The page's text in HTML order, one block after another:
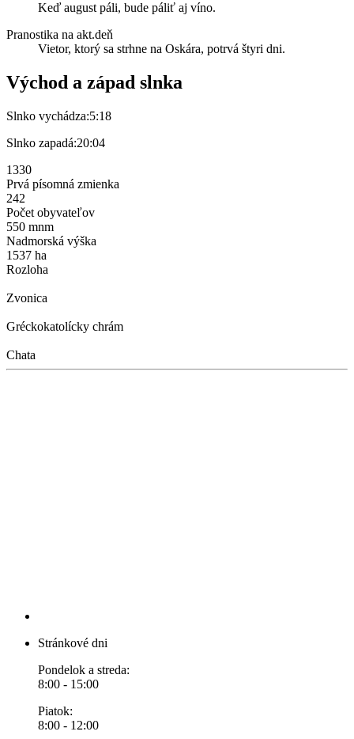
Keď august páli, bude páliť aj víno.
Pranostika na akt.deň
Vietor, ktorý sa strhne na Oskára, potrvá štyri dni.
Východ a západ slnka
Slnko vychádza:5:18
Slnko zapadá:20:04
1330
Prvá písomná zmienka
242
Počet obyvateľov
550 mnm
Nadmorská výška
1537 ha
Rozloha
Zvonica
Gréckokatolícky chrám
Chata
Stránkové dni
Pondelok a streda:
8:00 - 15:00
Piatok:
8:00 - 12:00